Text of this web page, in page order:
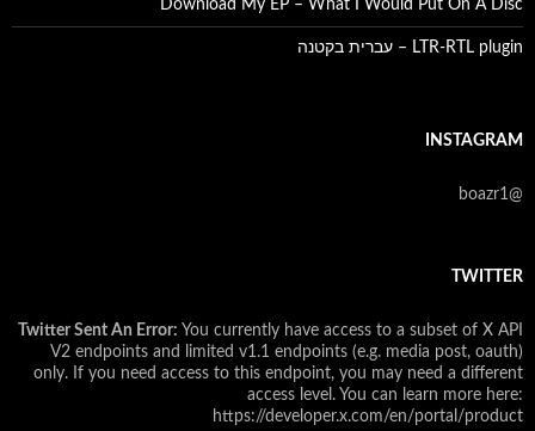
Download My EP – What I Would Put On A Disc
LTR-RTL plugin – עברית בקטנה
INSTAGRAM
@boazr1
TWITTER
Twitter Sent An Error: You currently have access to a subset of X API
V2 endpoints and limited v1.1 endpoints (e.g. media post, oauth)
only. If you need access to this endpoint, you may need a different
access level. You can learn more here:
https://developer.x.com/en/portal/product